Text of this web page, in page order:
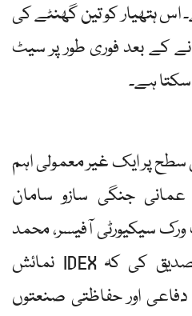
اس ہتھیار کو تین گھنٹے کی
کے بعد فوری طور پر سیٹ
سکتا ہے۔
سطح پر ایک غیر معمولی اہم
جنگی سازو سامان
سیکیورٹی آفیسر، محمد
بن علی البوسیدی نے تصدیق کی کہ IDEX نمائش
اور حفاظتی صنعتوں